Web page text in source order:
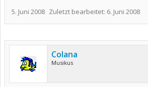
5. Juni 2008 Zuletzt bearbeitet: 6. Juni 2008
Colana
Musikus